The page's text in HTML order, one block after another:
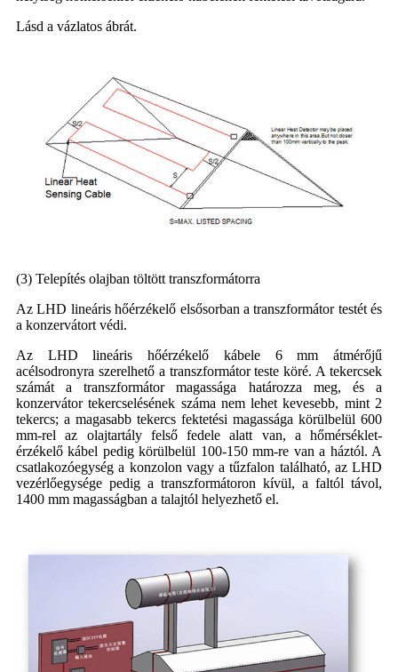
Lásd a vázlatos ábrát.
(3) Telepítés olajban töltött transzformátorra
Az LHD lineáris hőérzékelő elsősorban a transzformátor testét és
a konzervátort védi.
Az LHD lineáris hőérzékelő kábele 6 mm átmérőjű
acélsodronyra szerelhető a transzformátor teste köré. A tekercsek
számát a transzformátor magassága határozza meg, és a
konzervátor tekercselésének száma nem lehet kevesebb, mint 2
tekercs; a magasabb tekercs fektetési magassága körülbelül 600
mm-rel az olajtartály felső fedele alatt van, a hőmérséklet-
érzékelő kábel pedig körülbelül 100-150 mm-re van a háztól. A
csatlakozóegység a konzolon vagy a tűzfalon található, az LHD
vezérlőegysége pedig a transzformátoron kívül, a faltól távol,
1400 mm magasságban a talajtól helyezhető el.